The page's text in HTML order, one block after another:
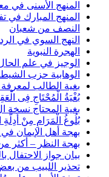
المنهج الأسنى في
المنهج المبارك في
النصف من شعبان
النهج السوي في
الهجرة النبوية
الوجيز في علم
الوهابية حزب
بغية الطالب لمعرفة
بُغْيَةُ الْمُحْتَاجِ فِى
بغية المحتاج نسخة ال 870
بُلُوغُ الْمَرَامِ مِنْ أَدِلَّةِ
بهجة أهل الإيمان
بهجة النظر – أكثر من 400 سؤال وجواب في الفرض العيني من علم
بيان جواز الاحتفال
تحذير اللبيب من